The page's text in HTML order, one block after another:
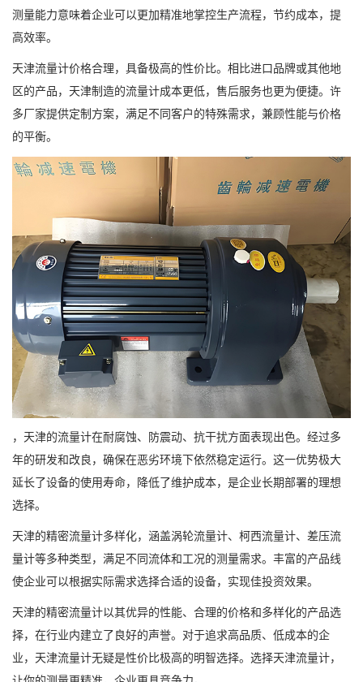
测量能力意味着企业可以更加精准地掌控生产流程，节约成本，提
高效率。
天津流量计价格合理，具备极高的性价比。相比进口品牌或其他地
区的产品，天津制造的流量计成本更低，售后服务也更为便捷。许
多厂家提供定制方案，满足不同客户的特殊需求，兼顾性能与价格
的平衡。
，天津的流量计在耐腐蚀、防震动、抗干扰方面表现出色。经过多
年的研发和改良，确保在恶劣环境下依然稳定运行。这一优势极大
延长了设备的使用寿命，降低了维护成本，是企业长期部署的理想
选择。
天津的精密流量计多样化，涵盖涡轮流量计、柯西流量计、差压流
量计等多种类型，满足不同流体和工况的测量需求。丰富的产品线
使企业可以根据实际需求选择合适的设备，实现佳投资效果。
天津的精密流量计以其优异的性能、合理的价格和多样化的产品选
择，在行业内建立了良好的声誉。对于追求高品质、低成本的企
业，天津流量计无疑是性价比极高的明智选择。选择天津流量计，